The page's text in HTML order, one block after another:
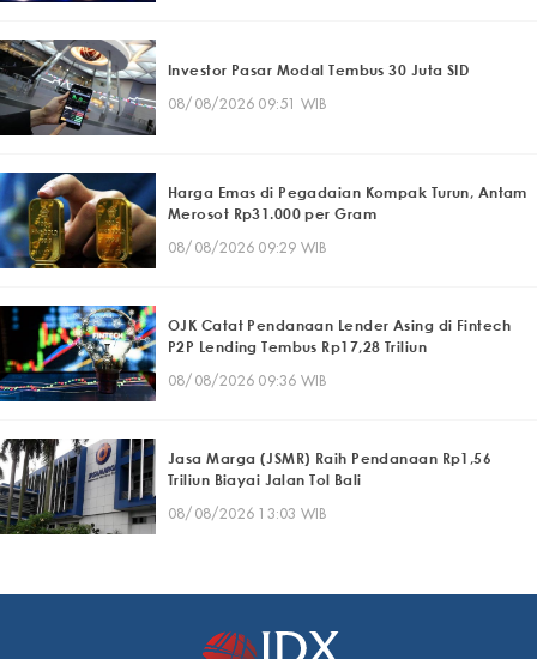
Investor Pasar Modal Tembus 30 Juta SID
08/08/2026 09:51 WIB
Harga Emas di Pegadaian Kompak Turun, Antam
Merosot Rp31.000 per Gram
08/08/2026 09:29 WIB
OJK Catat Pendanaan Lender Asing di Fintech
P2P Lending Tembus Rp17,28 Triliun
08/08/2026 09:36 WIB
Jasa Marga (JSMR) Raih Pendanaan Rp1,56
Triliun Biayai Jalan Tol Bali
08/08/2026 13:03 WIB